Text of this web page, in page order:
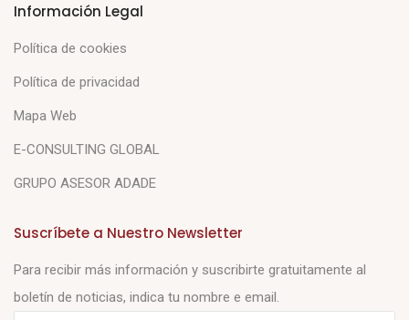
Información Legal
Política de cookies
Política de privacidad
Mapa Web
E-CONSULTING GLOBAL
GRUPO ASESOR ADADE
Suscríbete a Nuestro Newsletter
Para recibir más información y suscribirte gratuitamente al
boletín de noticias, indica tu nombre e email.